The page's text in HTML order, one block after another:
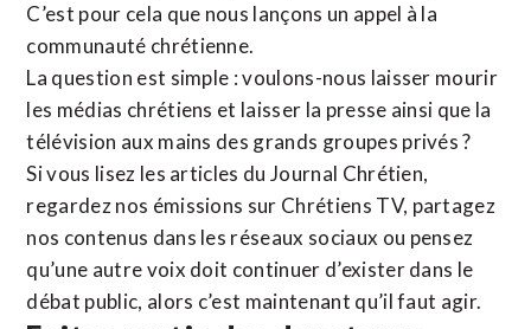
C’est pour cela que nous lançons un appel à la
communauté chrétienne.
La question est simple : voulons-nous laisser mourir
les médias chrétiens et laisser la presse ainsi que la
télévision aux mains des grands groupes privés ?
Si vous lisez les articles du Journal Chrétien,
regardez nos émissions sur Chrétiens TV, partagez
nos contenus dans les réseaux sociaux ou pensez
qu’une autre voix doit continuer d’exister dans le
débat public, alors c’est maintenant qu’il faut agir.